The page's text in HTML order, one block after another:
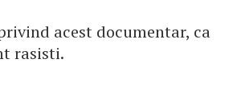
acest documentar, ca
rasisti.